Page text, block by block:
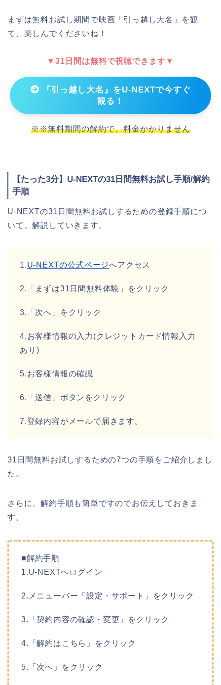
まずは無料お試し期間で映画「引っ越し大名」を観
て、楽しんでくださいね！
▼31日間は無料で視聴できます▼
『引っ越し大名』をU-NEXTで今すぐ
観る！
※※無料期間の解約で、料金かかりません
【たった3分】U-NEXTの31日間無料お試し手順/解約
手順
U-NEXTの31日間無料お試しするための登録手順につ
いて、解説していきます。
1.U-NEXTの公式ページへアクセス
2.「まずは31日間無料体験」をクリック
3.「次へ」をクリック
4.お客様情報の入力(クレジットカード情報入力
あり)
5.お客様情報の確認
6.「送信」ボタンをクリック
7.登録内容がメールで届きます。
31日間無料お試しするための7つの手順をご紹介しまし
た。
さらに、解約手順も簡単ですのでお伝えしておきま
す。
■解約手順
1.U-NEXTへログイン
2.メニューバー「設定・サポート」をクリック
3.「契約内容の確認・変更」をクリック
4.「解約はこちら」をクリック
5.「次へ」をクリック